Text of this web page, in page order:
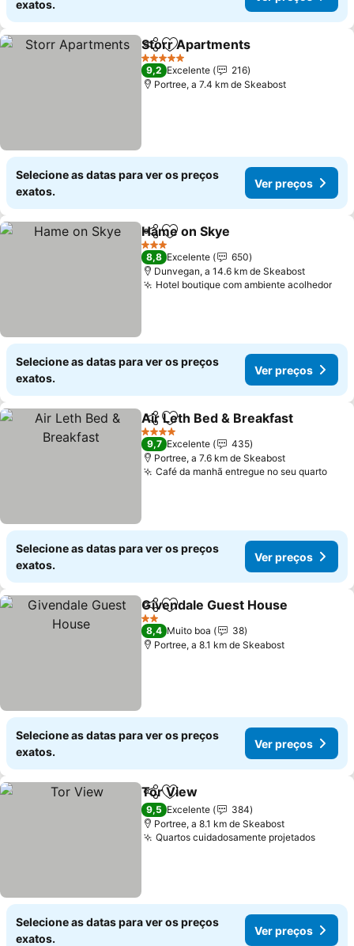
exatos.
PartilharAdicionar aos favoritos
Storr Apartments
5 Estrelas
9,2 Excelente
216
Portree, a 7.4 km de Skeabost
Selecione as datas para ver os preços
exatos.
Ver preços
PartilharAdicionar aos favoritos
Hame on Skye
3 Estrelas
8,8 Excelente
650
Dunvegan, a 14.6 km de Skeabost
Hotel boutique com ambiente acolhedor
Selecione as datas para ver os preços
exatos.
Ver preços
PartilharAdicionar aos favoritos
Air Leth Bed & Breakfast
4 Estrelas
9,7 Excelente
435
Portree, a 7.6 km de Skeabost
Café da manhã entregue no seu quartoVer
Selecione as datas para ver os preços
exatos.
Ver preços
PartilharAdicionar aos favoritos
Givendale Guest House
2 Estrelas
8,4 Muito boa
38
Portree, a 8.1 km de Skeabost
Selecione as datas para ver os preços
exatos.
Ver preços
PartilharAdicionar aos favoritos
Tor View
9,5 Excelente
384
Portree, a 8.1 km de Skeabost
Quartos cuidadosamente projetadosVer
Selecione as datas para ver os preços
exatos.
Ver preços